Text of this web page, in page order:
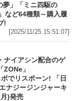
夢」「ミニ四駆の
など64種類～購入履
!
[2025/11/25 15:51:07]
ナイアシン配合のゲ
」
でリスポーン! 「日
ナジージンジャーキ
)発売